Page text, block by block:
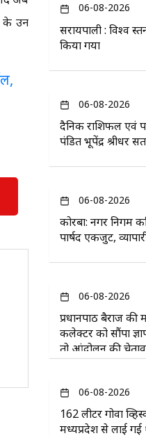
के उन
06-08-2026
सरायपाली : विश्व
किया गया
06-08-2026
दैनिक राशिफल एवं
पंडित भूपेंद्र श्रीधर
06-08-2026
कोरबा: नगर निगम
पार्षद एकजुट,
06-08-2026
प्रधानपाठ बैराज
कलेक्टर को सौंपा
तो आंदोलन की
06-08-2026
162 लीटर गोवा
मध्यप्रदेश से लाई